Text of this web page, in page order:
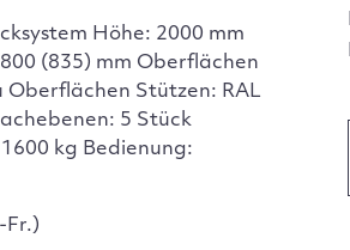
Höhe: 2000 mm
(835) mm Oberflächen
Oberflächen Stützen: RAL
5 Stück
kg Bedienung:
Fr.)